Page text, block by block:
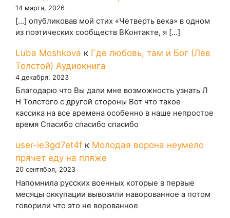
14 марта, 2026
[…] опубликовав мой стих «Четверть века» в одном
из поэтических сообществ ВКонтакте, я […]
Luba Moshkova к Где любовь, там и Бог (Лев
Толстой) Аудиокнига
4 декабря, 2023
Благодарю что Вы дали мне возможность узнать Л
Н Толстого с другой стороны Вот что такое
кассика на все времена особенно в наше непростое
время Спасибо спасибо спасибо
user-ie3gd7et4f к Молодая ворона неумело
прячет еду на пляже
20 сентября, 2023
Напомнила русских военных которые в первые
месяцы оккупации вывозили наворованное а потом
говорили что это не ворованное